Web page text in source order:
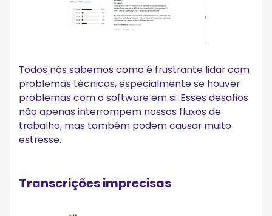
Todos nós sabemos como é frustrante lidar com
problemas técnicos, especialmente se houver
problemas com o software em si. Esses desafios
não apenas interrompem nossos fluxos de
trabalho, mas também podem causar muito
estresse.
Transcrições imprecisas